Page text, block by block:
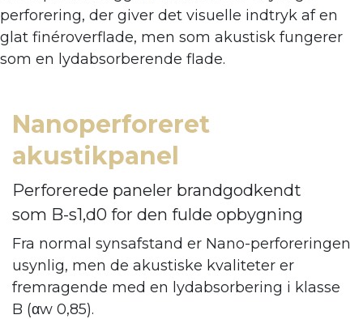
perforering, der giver det visuelle indtryk af en
glat finéroverflade, men som akustisk fungerer
som en lydabsorberende flade.
Nanoperforeret
akustikpanel
Perforerede paneler brandgodkendt
som B-s1,d0 for den fulde opbygning
Fra normal synsafstand er Nano-perforeringen
usynlig, men de akustiske kvaliteter er
fremragende med en lydabsorbering i klasse
B (αw 0,85).